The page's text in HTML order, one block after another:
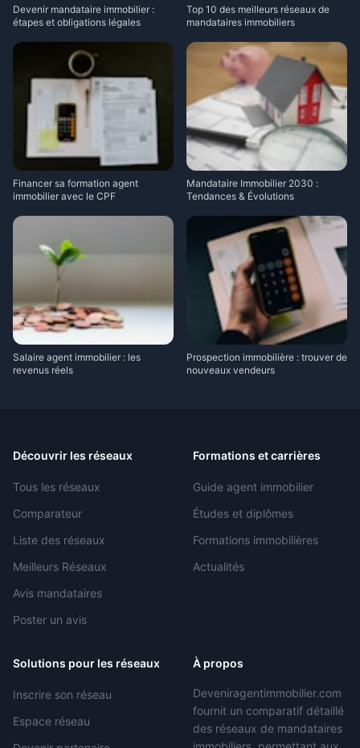
Devenir mandataire immobilier :
étapes et obligations légales
Top 10 des meilleurs réseaux de
mandataires immobiliers
Financer sa formation agent
immobilier avec le CPF
Mandataire Immobilier 2030 :
Tendances & Évolutions
Salaire agent immobilier : les
revenus réels
Prospection immobilière : trouver de
nouveaux vendeurs
Découvrir les réseaux
Tous les réseaux
Comparateur
Liste des réseaux
Meilleurs Réseaux
Avis mandataires
Poster un avis
Formations et carrières
Guide agent immobilier
Études et diplômes
Formations immobilières
Actualités
Solutions pour les réseaux
Inscrire son réseau
Espace réseau
À propos
Deveniragentimmobilier.com
fournit un comparatif détaillé
des réseaux de mandataires